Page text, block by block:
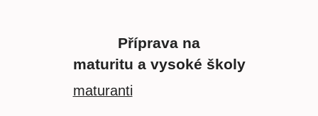
Příprava na
maturitu a vysoké školy
maturanti